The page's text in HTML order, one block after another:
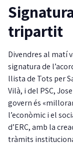
tripartit
Divendres al matí
signatura de
llista de Tots per
Vilà, i del PSC,
govern és
l’econòmic i el
d’ERC, amb la
tràmits